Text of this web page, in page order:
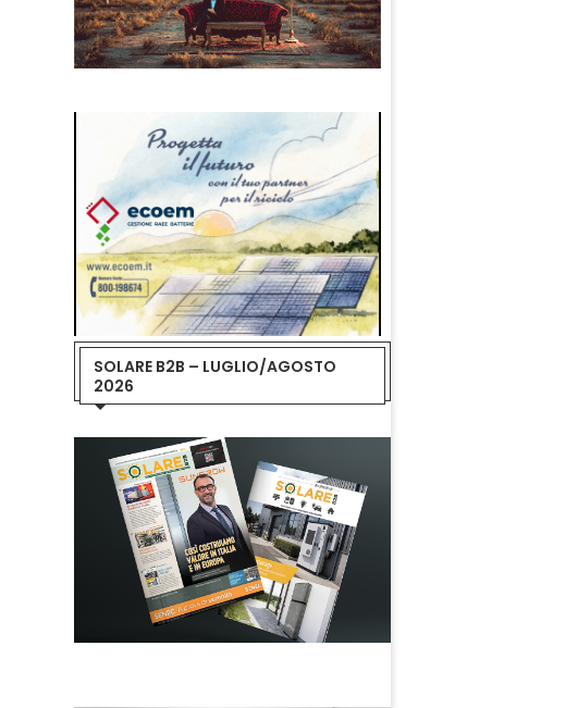
SOLARE B2B – LUGLIO/AGOSTO
2026